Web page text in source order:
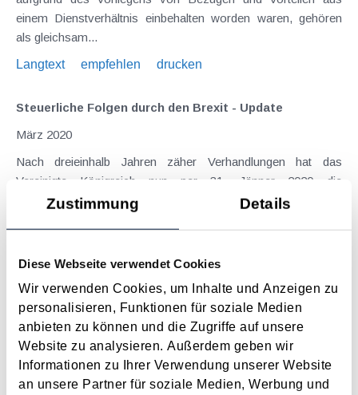
Zustimmung Details
Diese Webseite verwendet Cookies
Wir verwenden Cookies, um Inhalte und Anzeigen zu
personalisieren, Funktionen für soziale Medien
anbieten zu können und die Zugriffe auf unsere
Website zu analysieren. Außerdem geben wir
Informationen zu Ihrer Verwendung unserer Website
an unsere Partner für soziale Medien, Werbung und
einem Dienstverhältnis einbehalten worden waren, gehören
als gleichsam...
Langtext
empfehlen drucken
Steuerliche Folgen durch den Brexit - Update
März 2020
Nach dreieinhalb Jahren zäher Verhandlungen hat das
Vereinigte Königreich nun per 31. Jänner 2020 die
Europäische Union verlassen . Auch wenn im Vereinigten
Langtext
empfehlen drucken
Maßnahmen vor Jahresende 2019 - Unternehmer
November 2019
Der näher rückende Jahreswechsel sollte Anlass für einem
Steuer-Check sein. Durch gezielte Maßnahmen vor